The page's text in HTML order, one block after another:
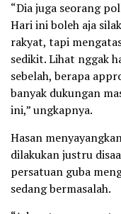
“Dia juga seorang
Hari ini boleh aja
rakyat, tapi
sedikit. Lihat nggak
sebelah, berapa
banyak dukungan
ini,” ungkapnya.
Hasan
dilakukan justru
persatuan guba
sedang bermasalah.